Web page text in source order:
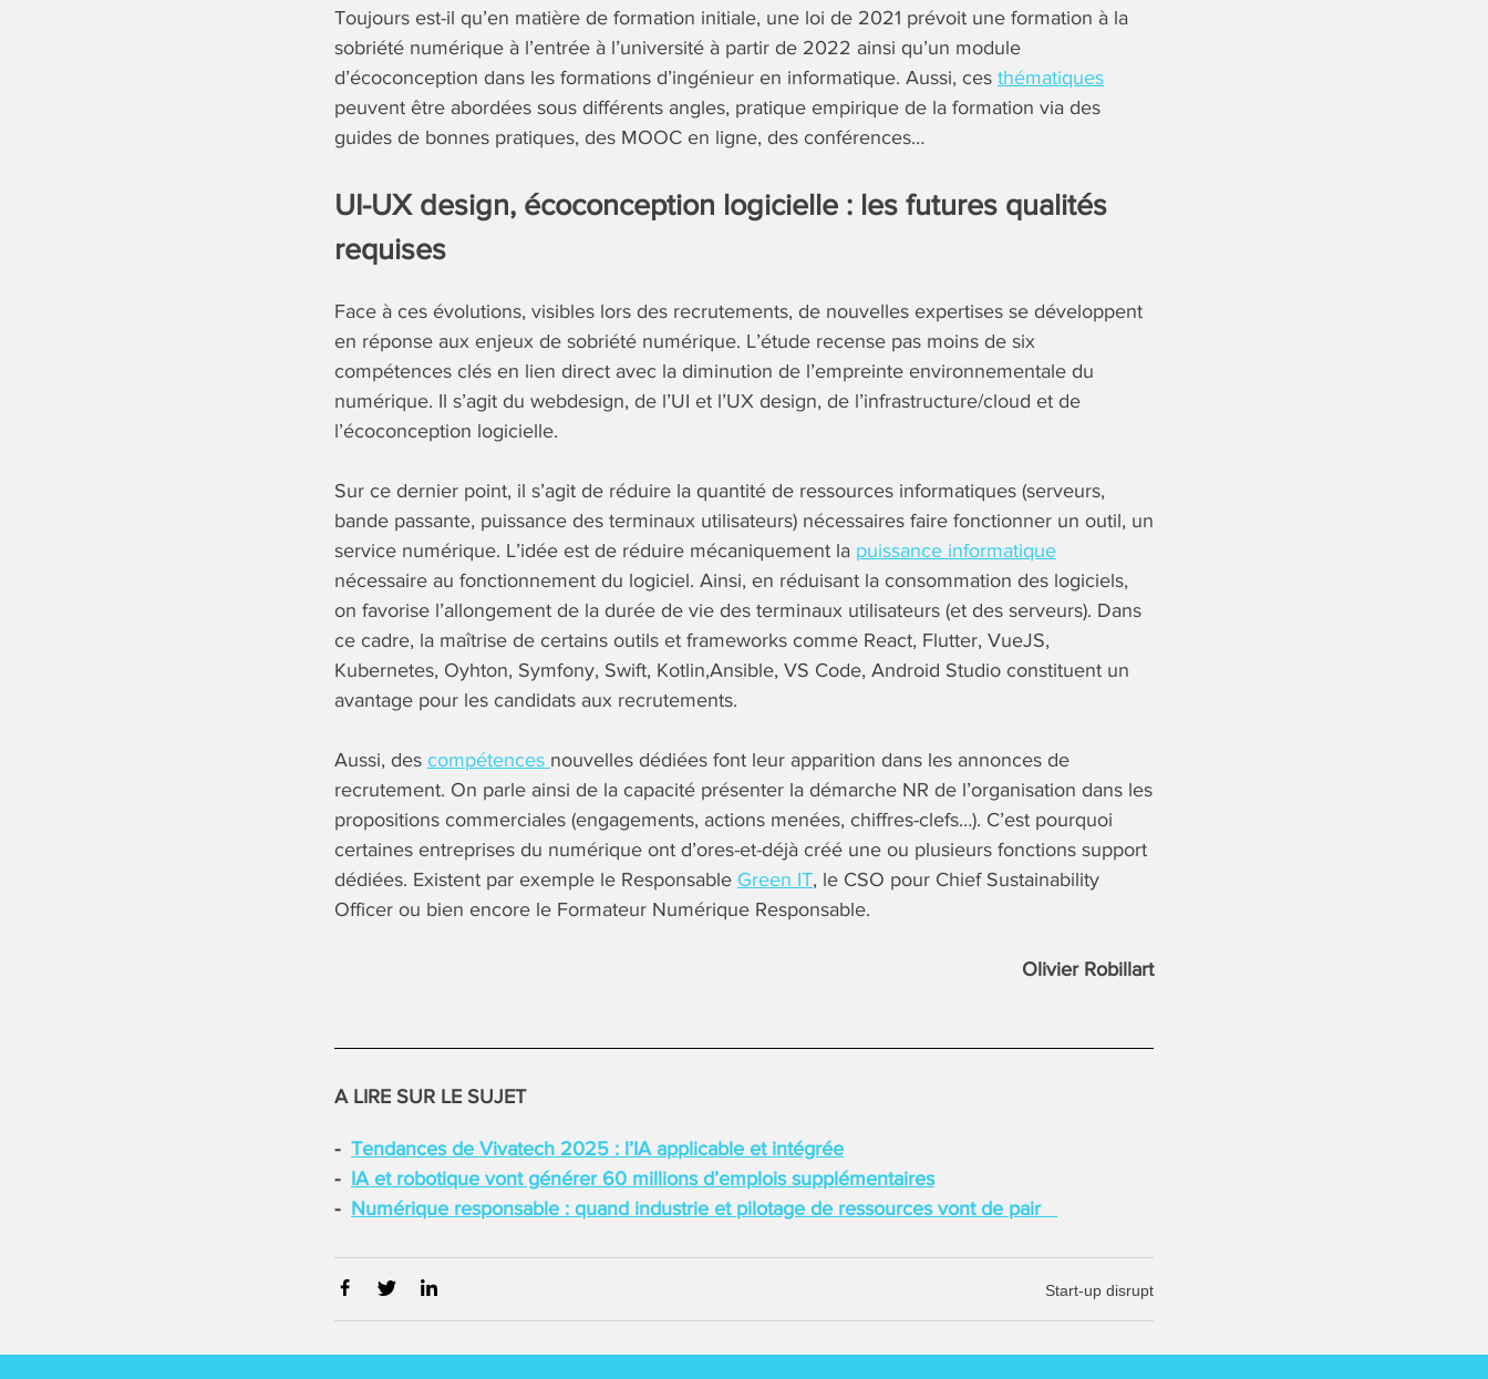
Toujours est-il qu’en matière de formation initiale, une loi de 2021 prévoit une formation à la
sobriété numérique à l’entrée à l’université à partir de 2022 ainsi qu’un module
d’écoconception dans les formations d’ingénieur en informatique. Aussi, ces thématiques
peuvent être abordées sous différents angles, pratique empirique de la formation via des
guides de bonnes pratiques, des MOOC en ligne, des conférences…
UI-UX design, écoconception logicielle : les futures qualités
requises
Face à ces évolutions, visibles lors des recrutements, de nouvelles expertises se développent
en réponse aux enjeux de sobriété numérique. L’étude recense pas moins de six
compétences clés en lien direct avec la diminution de l’empreinte environnementale du
numérique. Il s’agit du webdesign, de l’UI et l’UX design, de l’infrastructure/cloud et de
l’écoconception logicielle.
Sur ce dernier point, il s’agit de réduire la quantité de ressources informatiques (serveurs,
bande passante, puissance des terminaux utilisateurs) nécessaires faire fonctionner un outil, un
service numérique. L’idée est de réduire mécaniquement la puissance informatique
nécessaire au fonctionnement du logiciel. Ainsi, en réduisant la consommation des logiciels,
on favorise l’allongement de la durée de vie des terminaux utilisateurs (et des serveurs). Dans
ce cadre, la maîtrise de certains outils et frameworks comme React, Flutter, VueJS,
Kubernetes, Oyhton, Symfony, Swift, Kotlin,Ansible, VS Code, Android Studio constituent un
avantage pour les candidats aux recrutements.
Aussi, des compétences nouvelles dédiées font leur apparition dans les annonces de
recrutement. On parle ainsi de la capacité présenter la démarche NR de l’organisation dans les
propositions commerciales (engagements, actions menées, chiffres-clefs…). C’est pourquoi
certaines entreprises du numérique ont d’ores-et-déjà créé une ou plusieurs fonctions support
dédiées. Existent par exemple le Responsable Green IT, le CSO pour Chief Sustainability
Officer ou bien encore le Formateur Numérique Responsable.
Olivier Robillart
A LIRE SUR LE SUJET
Tendances de Vivatech 2025 : l’IA applicable et intégrée
IA et robotique vont générer 60 millions d’emplois supplémentaires
Numérique responsable : quand industrie et pilotage de ressources vont de pair
Start-up disrupt